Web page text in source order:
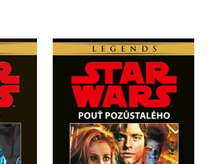
Star Wars - Pouť
pozůstalého
Timothy Zahn